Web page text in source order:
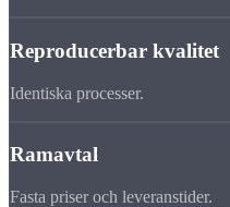
Reproducerbar kvalitet
Identiska processer.
Ramavtal
Fasta priser och leveranstider.